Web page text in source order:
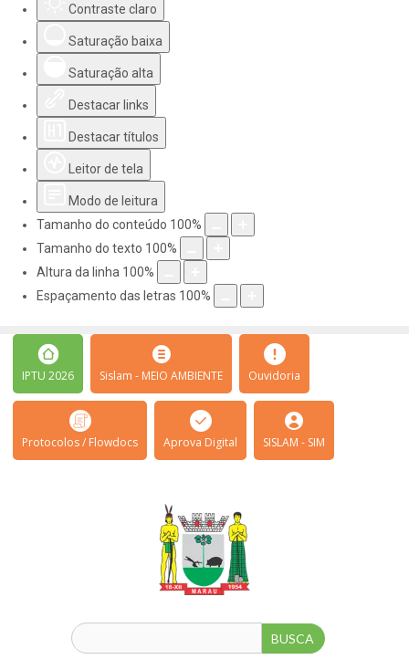
Contraste claro
Saturação baixa
Saturação alta
Destacar links
Destacar títulos
Leitor de tela
Modo de leitura
Tamanho do conteúdo 100%
Tamanho do texto 100%
Altura da linha 100%
Espaçamento das letras 100%
IPTU 2026 Sislam - MEIO AMBIENTE Ouvidoria
Protocolos / Flowdocs Aprova Digital SISLAM - SIM